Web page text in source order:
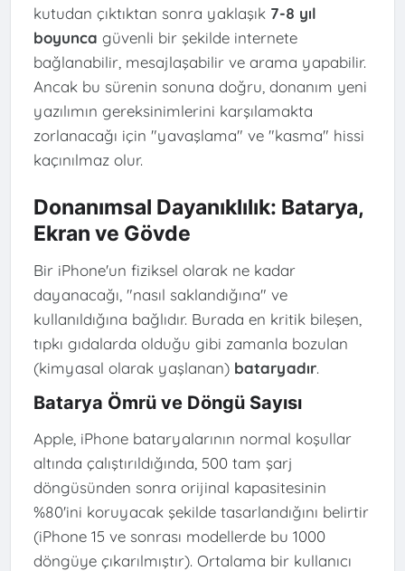
kutudan çıktıktan sonra yaklaşık 7-8 yıl
boyunca güvenli bir şekilde internete
bağlanabilir, mesajlaşabilir ve arama yapabilir.
Ancak bu sürenin sonuna doğru, donanım yeni
yazılımın gereksinimlerini karşılamakta
zorlanacağı için "yavaşlama" ve "kasma" hissi
kaçınılmaz olur.
Donanımsal Dayanıklılık: Batarya,
Ekran ve Gövde
Bir iPhone'un fiziksel olarak ne kadar
dayanacağı, "nasıl saklandığına" ve
kullanıldığına bağlıdır. Burada en kritik bileşen,
tıpkı gıdalarda olduğu gibi zamanla bozulan
(kimyasal olarak yaşlanan) bataryadır.
Batarya Ömrü ve Döngü Sayısı
Apple, iPhone bataryalarının normal koşullar
altında çalıştırıldığında, 500 tam şarj
döngüsünden sonra orijinal kapasitesinin
%80'ini koruyacak şekilde tasarlandığını belirtir
(iPhone 15 ve sonrası modellerde bu 1000
döngüye çıkarılmıştır). Ortalama bir kullanıcı